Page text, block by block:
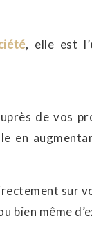
, elle est l’
de vos
en
sur
bien même